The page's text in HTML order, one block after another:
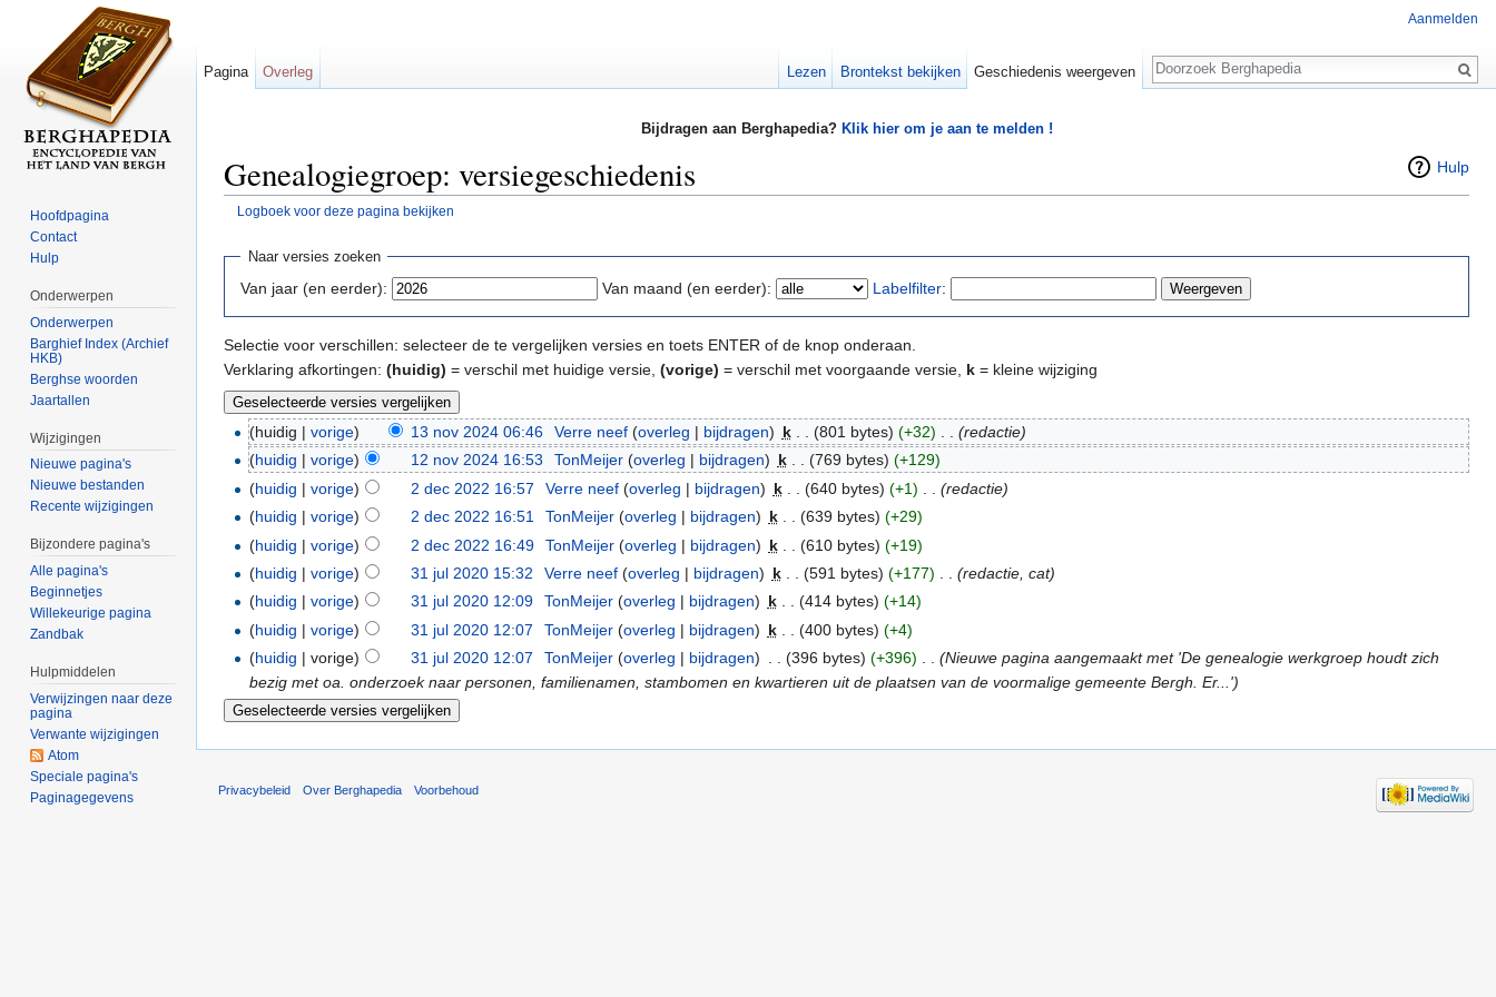
Bijdragen aan Berghapedia? Klik hier om je aan te melden !
Hulp
Genealogiegroep: versiegeschiedenis
Logboek voor deze pagina bekijken
Naar versies zoeken
Van jaar (en eerder): Van maand (en eerder): Labelfilter:
Selectie voor verschillen: selecteer de te vergelijken versies en toets ENTER of de knop onderaan.
Verklaring afkortingen: (huidig) = verschil met huidige versie, (vorige) = verschil met voorgaande versie, k = kleine wijziging
(huidig |vorige) 13 nov 2024 06:46 Verre neef (overleg | bijdragen) k (801 bytes) (+32)
(redactie)
(huidig |vorige) 12 nov 2024 16:53 TonMeijer (overleg | bijdragen) k . . (769 bytes) (+129)
(huidig |vorige) 2 dec 2022 16:57 Verre neef (overleg | bijdragen) k (640 bytes) (+1)
(redactie)
(huidig |vorige) 2 dec 2022 16:51 TonMeijer (overleg | bijdragen) k (639 bytes) (+29)
(huidig |vorige) 2 dec 2022 16:49 TonMeijer (overleg | bijdragen) k (610 bytes) (+19)
(huidig |vorige) 31 jul 2020 15:32 Verre neef (overleg | bijdragen) k (591 bytes) (+177)
(redactie, cat)
(huidig |vorige) 31 jul 2020 12:09 TonMeijer (overleg | bijdragen) k . . (414 bytes) (+14)
(huidig |vorige) 31 jul 2020 12:07 TonMeijer (overleg | bijdragen) k (400 bytes) (+4)
(huidig | vorige) 31 jul 2020 12:07 TonMeijer (overleg | bijdragen) (396 bytes) (+396)
(Nieuwe pagina aangemaakt met 'De genealogie werkgroep houdt zich
bezig met oa. onderzoek naar personen, familienamen, stambomen en kwartieren uit de plaatsen van de voormalige gemeente Bergh. Er...')
Aanmelden
Pagina Overleg Lezen Brontekst bekijken Geschiedenis weergeven
Zoeken
Hoofdpagina
Contact
Hulp
Onderwerpen
Onderwerpen
Barghief Index (Archief
HKB)
Berghse woorden
Jaartallen
Wijzigingen
Nieuwe pagina's
Nieuwe bestanden
Recente wijzigingen
Bijzondere pagina's
Alle pagina's
Beginnetjes
Willekeurige pagina
Zandbak
Hulpmiddelen
Verwijzingen naar deze
pagina
Verwante wijzigingen
Atom
Speciale pagina's
Paginagegevens
Privacybeleid Over Berghapedia Voorbehoud